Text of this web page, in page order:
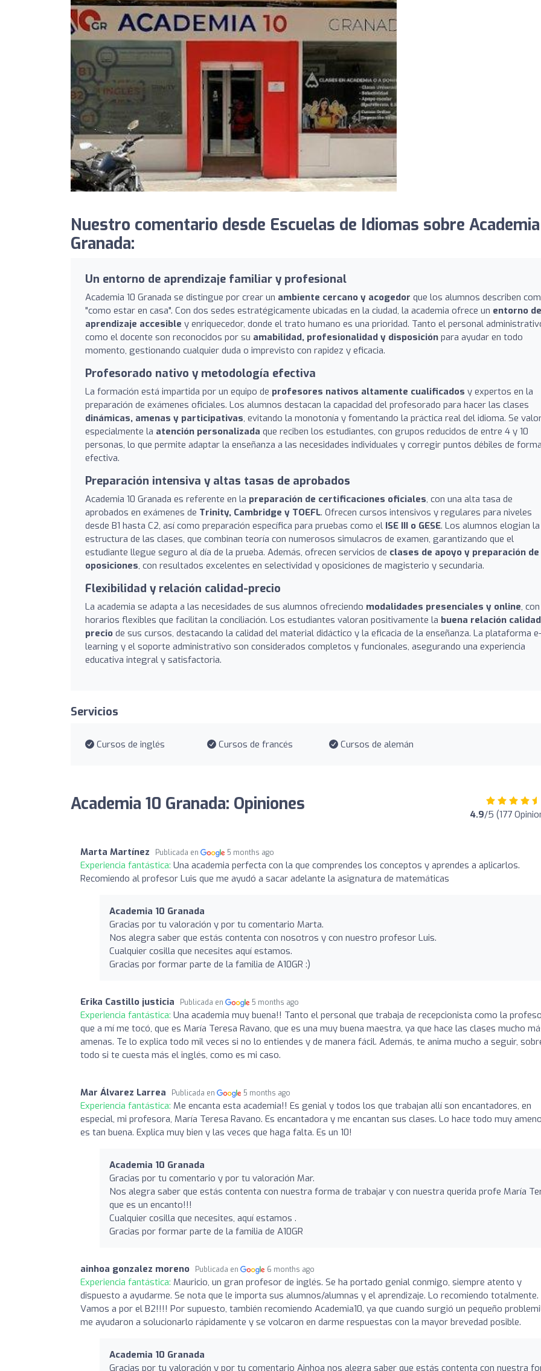
Nuestro comentario desde Escuelas de Idiomas sobre
Granada:
Un entorno de aprendizaje familiar y profesional
Academia 10 Granada se distingue por crear un ambiente cercano y acogedor que los alumnos describen
"como estar en casa". Con dos sedes estratégicamente ubicadas en la ciudad, la academia ofrece un entorno de
aprendizaje accesible y enriquecedor, donde el trato humano es una prioridad. Tanto el personal
como el docente son reconocidos por su amabilidad, profesionalidad y disposición para ayudar en todo
momento, gestionando cualquier duda o imprevisto con rapidez y eficacia.
Profesorado nativo y metodología efectiva
La formación está impartida por un equipo de profesores nativos altamente cualificados y expertos en la
preparación de exámenes oficiales. Los alumnos destacan la capacidad del profesorado para hacer las clases
dinámicas, amenas y participativas, evitando la monotonía y fomentando la práctica real del idioma. Se
especialmente la atención personalizada que reciben los estudiantes, con grupos reducidos de entre 4 y 10
personas, lo que permite adaptar la enseñanza a las necesidades individuales y corregir puntos débiles de
efectiva.
Preparación intensiva y altas tasas de aprobados
Academia 10 Granada es referente en la preparación de certificaciones oficiales, con una alta tasa de
aprobados en exámenes de Trinity, Cambridge y TOEFL. Ofrecen cursos intensivos y regulares para niveles
desde B1 hasta C2, así como preparación específica para pruebas como el ISE III o GESE. Los alumnos elogian la
estructura de las clases, que combinan teoría con numerosos simulacros de examen, garantizando que el
estudiante llegue seguro al día de la prueba. Además, ofrecen servicios de clases de apoyo y preparación de
oposiciones, con resultados excelentes en selectividad y oposiciones de magisterio y secundaria.
Flexibilidad y relación calidad-precio
La academia se adapta a las necesidades de sus alumnos ofreciendo modalidades presenciales y online, con
horarios flexibles que facilitan la conciliación. Los estudiantes valoran positivamente la buena relación
precio de sus cursos, destacando la calidad del material didáctico y la eficacia de la enseñanza. La plataforma e-
learning y el soporte administrativo son considerados completos y funcionales, asegurando una experiencia
educativa integral y satisfactoria.
Servicios
Cursos de inglés Cursos de francés Cursos de alemán
Academia 10 Granada: Opiniones 4.9/5 (177
Marta Martínez Publicada en 5 months ago
Experiencia fantástica: Una academia perfecta con la que comprendes los conceptos y aprendes a aplicarlos.
Recomiendo al profesor Luis que me ayudó a sacar adelante la asignatura de matemáticas
Academia 10 Granada
Gracias por tu valoración y por tu comentario Marta.
Nos alegra saber que estás contenta con nosotros y con nuestro profesor Luis.
Cualquier cosilla que necesites aquí estamos.
Gracias por formar parte de la familia de A10GR :)
Erika Castillo justicia Publicada en 5 months ago
Experiencia fantástica: Una academia muy buena!! Tanto el personal que trabaja de recepcionista como la
que a mí me tocó, que es María Teresa Ravano, que es una muy buena maestra, ya que hace las clases mucho
amenas. Te lo explica todo mil veces si no lo entiendes y de manera fácil. Además, te anima mucho a seguir,
todo si te cuesta más el inglés, como es mi caso.
Mar Álvarez Larrea Publicada en 5 months ago
Experiencia fantástica: Me encanta esta academia!! Es genial y todos los que trabajan allí son encantadores, en
especial, mi profesora, María Teresa Ravano. Es encantadora y me encantan sus clases. Lo hace todo muy
es tan buena. Explica muy bien y las veces que haga falta. Es un 10!
Academia 10 Granada
Gracias por tu comentario y por tu valoración Mar.
Nos alegra saber que estás contenta con nuestra forma de trabajar y con nuestra querida profe María
que es un encanto!!!
Cualquier cosilla que necesites, aquí estamos .
Gracias por formar parte de la familia de A10GR
ainhoa gonzalez moreno Publicada en 6 months ago
Experiencia fantástica: Mauricio, un gran profesor de inglés. Se ha portado genial conmigo, siempre atento y
dispuesto a ayudarme. Se nota que le importa sus alumnos/alumnas y el aprendizaje. Lo recomiendo totalmente.
Vamos a por el B2!!!! Por supuesto, también recomiendo Academia10, ya que cuando surgió un pequeño
me ayudaron a solucionarlo rápidamente y se volcaron en darme respuestas con la mayor brevedad posible.
Academia 10 Granada
Gracias por tu valoración y por tu comentario Ainhoa nos alegra saber que estás contenta con nuestra